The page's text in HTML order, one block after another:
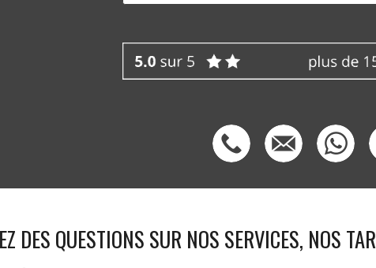
DES QUESTIONS SUR NOS SERVICES, NOS